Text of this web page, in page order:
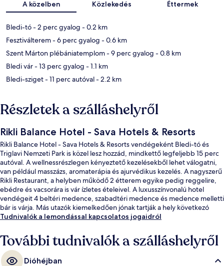
A közelben Közlekedés Éttermek
Bledi-tó- 2 perc gyalog - 0.2 km
Fesztiválterem- 6 perc gyalog - 0.6 km
Szent Márton plébániatemplom- 9 perc gyalog - 0.8 km
Bledi vár- 13 perc gyalog - 1.1 km
Bledi-sziget- 11 perc autóval- 2.2 km
Részletek a szálláshelyről
Rikli Balance Hotel - Sava Hotels & Resorts
Rikli Balance Hotel - Sava Hotels & Resorts vendégeként Bledi-tó és
Triglavi Nemzeti Park is közel lesz hozzád, mindkettő legfeljebb 15 perc
autóval. A wellnessrészlegen kényeztető kezelésekből lehet válogatni,
van például masszázs, aromaterápia és ajurvédikus kezelés. A nagyszerű
Rikli Restaurant, a helyben működő 2 étterem egyike pedig reggelire,
ebédre és vacsorára is vár ízletes ételeivel. A luxusszínvonalú hotel
vendégeit 4 beltéri medence, szabadtéri medence és medence melletti
bár is várja. Más utazók kiemelkedően jónak tartják a hely következó
jellemzőit: segítőkész személyzet.
Tudnivalók a lemondással kapcsolatos jogaidról
További tudnivalók a szálláshelyről
Dióhéjban